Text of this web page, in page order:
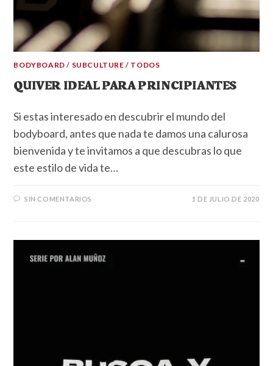
BODYBOARD / SUBCULTURE / TODOS
QUIVER IDEAL PARA PRINCIPIANTES
Si estas interesado en descubrir el mundo del
bodyboard, antes que nada te damos una calurosa
bienvenida y te invitamos a que descubras lo que
este estilo de vida te…
SIN COMENTARIOS 1 DE JULIO DE 2020